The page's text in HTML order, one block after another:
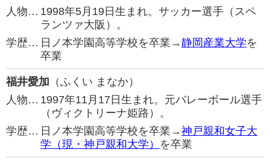
人物… 1998年5月19日生まれ。サッカー選手（スペ
ランツァ大阪）。
学歴… 日ノ本学園高等学校を卒業→静岡産業大学を
卒業
福井愛加 （ふくい まなか）
人物… 1997年11月17日生まれ。元バレーボール選手
（ヴィクトリーナ姫路）。
学歴… 日ノ本学園高等学校を卒業→神戸親和女子大
学（現・神戸親和大学） を卒業